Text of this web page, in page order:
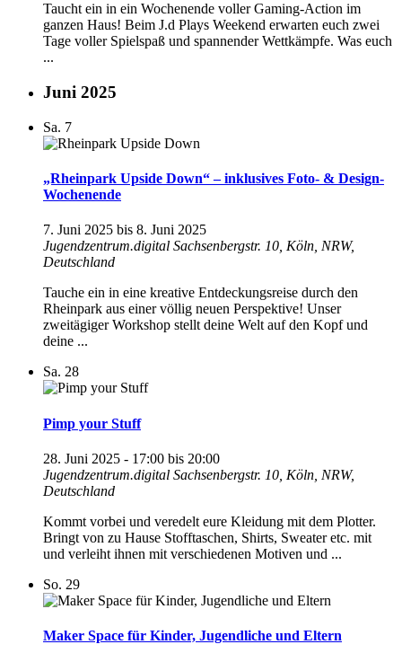
Taucht ein in ein Wochenende voller Gaming-Action im
ganzen Haus! Beim J.d Plays Weekend erwarten euch zwei
Tage voller Spielspaß und spannender Wettkämpfe. Was euch
...
Juni 2025
Sa. 7
„Rheinpark Upside Down“ – inklusives Foto- & Design-
Wochenende
7. Juni 2025 bis 8. Juni 2025
Jugendzentrum.digital Sachsenbergstr. 10, Köln, NRW,
Deutschland
Tauche ein in eine kreative Entdeckungsreise durch den
Rheinpark aus einer völlig neuen Perspektive! Unser
zweitägiger Workshop stellt deine Welt auf den Kopf und
deine ...
Sa. 28
Pimp your Stuff
28. Juni 2025 - 17:00 bis 20:00
Jugendzentrum.digital Sachsenbergstr. 10, Köln, NRW,
Deutschland
Kommt vorbei und veredelt eure Kleidung mit dem Plotter.
Bringt von zu Hause Stofftaschen, Shirts, Sweater etc. mit
und verleiht ihnen mit verschiedenen Motiven und ...
So. 29
Maker Space für Kinder, Jugendliche und Eltern